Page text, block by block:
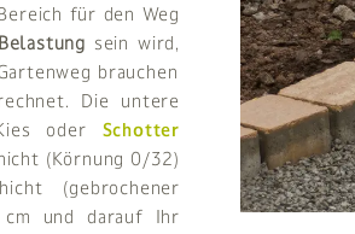
für den Weg
sein wird,
brauchen
Die untere
oder Schotter
(Körnung 0/32)
(gebrochener
und darauf Ihr